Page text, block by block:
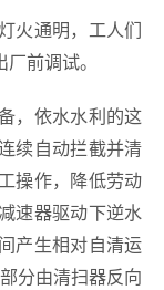
火通明，工人们
前调试。
，依水水利的这
续自动拦截并清
操作，降低劳动
速器驱动下逆水
产生相对自清运
分由清扫器反向